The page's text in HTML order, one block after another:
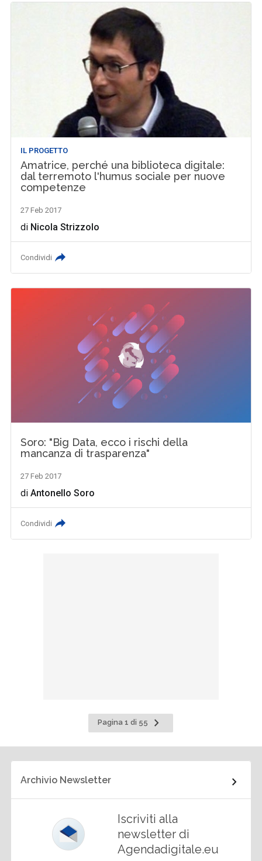
IL PROGETTO
Amatrice, perché una biblioteca digitale:
dal terremoto l'humus sociale per nuove
competenze
27 Feb 2017
di Nicola Strizzolo
Condividi
Soro: "Big Data, ecco i rischi della
mancanza di trasparenza"
27 Feb 2017
diAntonello Soro
Condividi
Pagina 1 di 55
Pagina
successiva
Archivio Newsletter
Iscriviti alla
newsletter di
Agendadigitale.eu